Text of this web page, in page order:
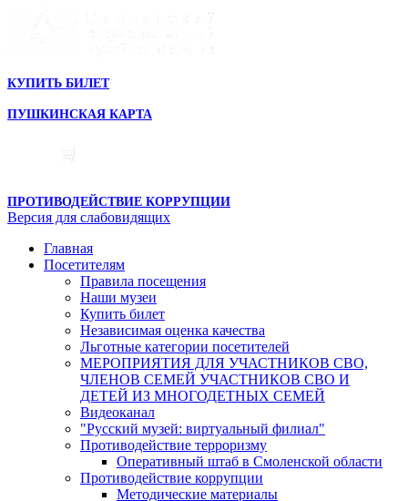
КУПИТЬ БИЛЕТ
ПУШКИНСКАЯ КАРТА
ПРОТИВОДЕЙСТВИЕ КОРРУПЦИИ
Версия для слабовидящих
Главная
Посетителям
Правила посещения
Наши музеи
Купить билет
Независимая оценка качества
Льготные категории посетителей
МЕРОПРИЯТИЯ ДЛЯ УЧАСТНИКОВ СВО,
ЧЛЕНОВ СЕМЕЙ УЧАСТНИКОВ СВО И
ДЕТЕЙ ИЗ МНОГОДЕТНЫХ СЕМЕЙ
Видеоканал
"Русский музей: виртуальный филиал"
Противодействие терроризму
Оперативный штаб в Смоленской области
Противодействие коррупции
Методические материалы